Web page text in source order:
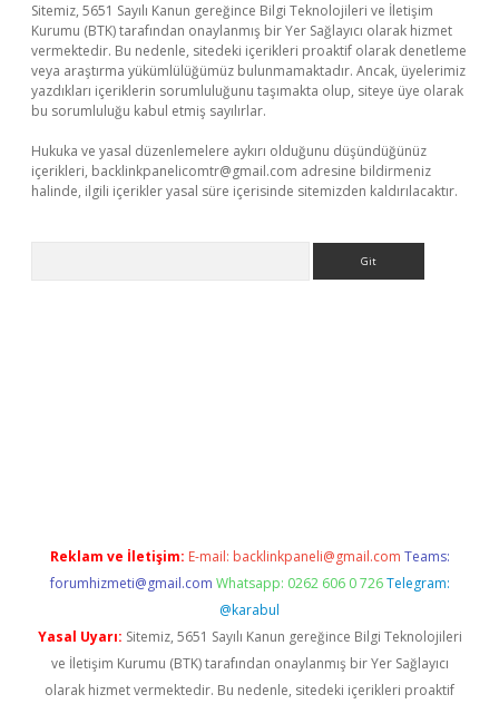
Sitemiz, 5651 Sayılı Kanun gereğince Bilgi Teknolojileri ve İletişim
Kurumu (BTK) tarafından onaylanmış bir Yer Sağlayıcı olarak hizmet
vermektedir. Bu nedenle, sitedeki içerikleri proaktif olarak denetleme
veya araştırma yükümlülüğümüz bulunmamaktadır. Ancak, üyelerimiz
yazdıkları içeriklerin sorumluluğunu taşımakta olup, siteye üye olarak
bu sorumluluğu kabul etmiş sayılırlar.
Hukuka ve yasal düzenlemelere aykırı olduğunu düşündüğünüz
içerikleri, backlinkpanelicomtr@gmail.com adresine bildirmeniz
halinde, ilgili içerikler yasal süre içerisinde sitemizden kaldırılacaktır.
Reklam ve İletişim: E-mail: backlinkpaneli@gmail.com Teams:
forumhizmeti@gmail.com Whatsapp: 0262 606 0 726 Telegram:
@karabul
Yasal Uyarı: Sitemiz, 5651 Sayılı Kanun gereğince Bilgi Teknolojileri
ve İletişim Kurumu (BTK) tarafından onaylanmış bir Yer Sağlayıcı
olarak hizmet vermektedir. Bu nedenle, sitedeki içerikleri proaktif